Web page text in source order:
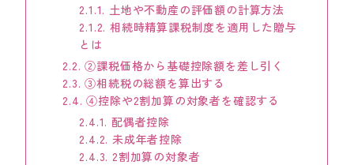
提案事例
TOPICS
トピックス
2.1.1. 土地や不動産の評価額の計算方法
2.1.2. 相続時精算課税制度を適用した贈与
とは
2.2. ②課税価格から基礎控除額を差し引く
2.3. ③相続税の総額を算出する
2.4. ④控除や2割加算の対象者を確認する
2.4.1. 配偶者控除
2.4.2. 未成年者控除
2.4.3. 2割加算の対象者